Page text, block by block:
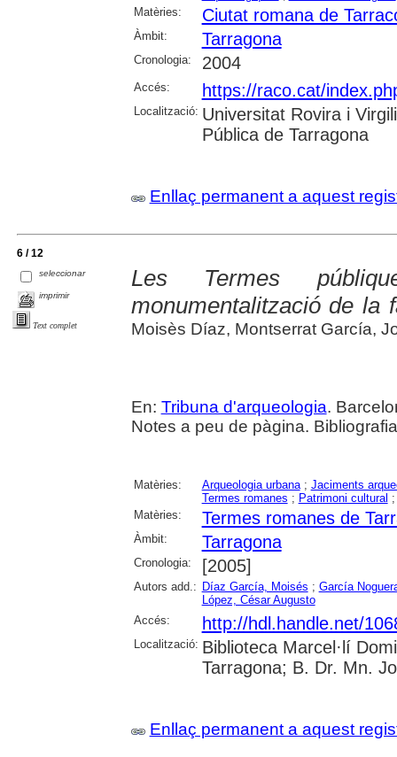
Matèries:
Ciutat romana de
Àmbit: Tarragona
Cronologia: 2004
Accés: https://raco.cat/
Localització: Universitat Rovira i
Pública de Tarragona
Enllaç permanent a aquest
6 / 12
seleccionar
imprimir
Text complet
Les Termes
monumentalització de la
Moisès Díaz, Montserrat García,
En: Tribuna d'arqueologia.
Notes a peu de pàgina.
Matèries: Arqueologia urbana; Jaciments
Termes romanes ; Patrimoni cultural
Matèries:
Termes romanes de
Àmbit: Tarragona
Cronologia: [2005]
Autors add.: Díaz García, Moisés ; García
López, César Augusto
Accés:
http://hdl.handle.net/
Localització: Biblioteca Marcel·lí
Tarragona; B. Dr. Mn.
Enllaç permanent a aquest